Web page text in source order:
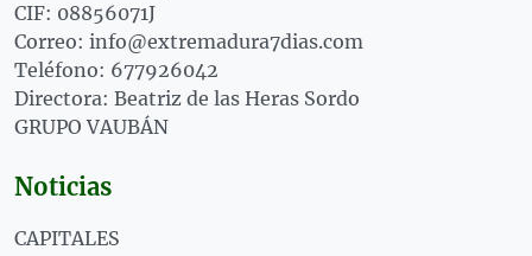
CIF: 08856071J
Correo: info@extremadura7dias.com
Teléfono: 677926042
Directora: Beatriz de las Heras Sordo
GRUPO VAUBÁN
Noticias
CAPITALES